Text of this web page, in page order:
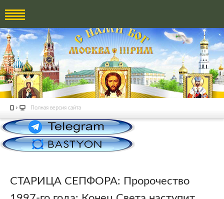
Полная версия сайта
СТАРИЦА СЕПФОРА: Пророчество